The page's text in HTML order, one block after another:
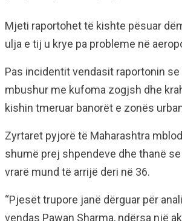
Mjeti raportohet të kishte pësuar
ulja e tij u krye pa probleme në
Pas incidentit vendasit raportonin
mbushur me kufoma zogjsh dhe
kishin tmeruar banorët e zonës
Zyrtaret pyjorë të Maharashtra
shumë prej shpendeve dhe thanë
vrarë mund të arrijë deri në 36.
“Pjesët trupore janë dërguar për
vendas Pawan Sharma, ndërsa një